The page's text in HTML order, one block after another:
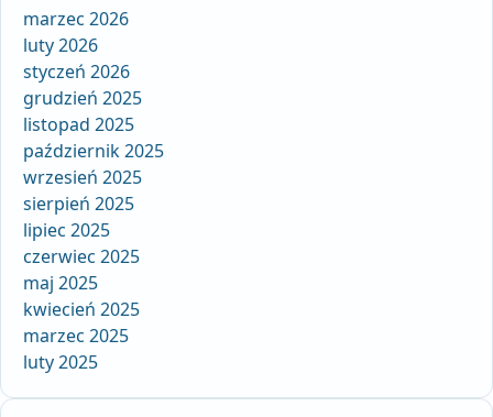
marzec 2026
luty 2026
styczeń 2026
grudzień 2025
listopad 2025
październik 2025
wrzesień 2025
sierpień 2025
lipiec 2025
czerwiec 2025
maj 2025
kwiecień 2025
marzec 2025
luty 2025